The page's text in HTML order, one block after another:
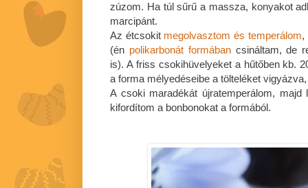
zúzom. Ha túl sűrű a massza, konyakot
marcipánt.
Az étcsokit megolvasztom és temperálom,
(én polikarbonát formábancsináltam, de
is). A friss csokihüvelyeket a hűtőben kb.
a forma mélyedéseibe a tölteléket
A csoki maradékát újratemperálom,
kifordítom a bonbonokat a formából.